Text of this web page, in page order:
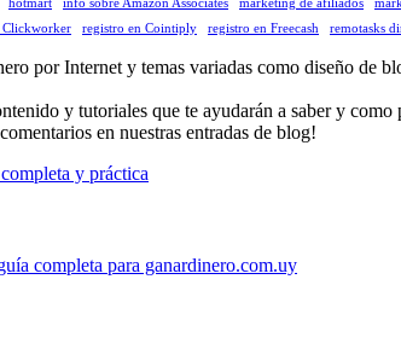
hotmart info sobre Amazon Associates marketing de afiliados
Clickworker registro en Cointiply registro en Freecash remotasks
por Internet y temas variadas como diseño de
y tutoriales que te ayudarán a saber y
en nuestras entradas de blog!
y práctica
completa para ganardinero.com.uy